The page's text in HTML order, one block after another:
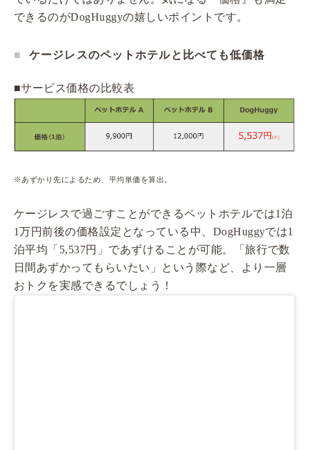
できるのがDogHuggyの嬉しいポイントです。
ケージレスのペットホテルと比べても低価格
■サービス価格の比較表
※あずかり先によるため、平均単価を算出。
ケージレスで過ごすことができるペットホテルでは1泊
1万円前後の価格設定となっている中、DogHuggyでは1
泊平均「5,537円」であずけることが可能。「旅行で数
日間あずかってもらいたい」という際など、より一層
おトクを実感できるでしょう！